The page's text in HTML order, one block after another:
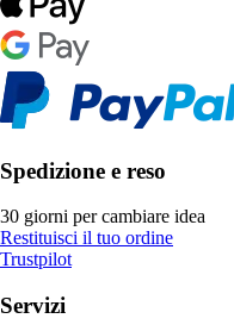
Spedizione e reso
30 giorni per cambiare idea
Restituisci il tuo ordine
Trustpilot
Servizi